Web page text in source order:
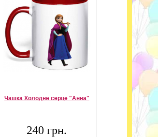
Чашка Холодне серце "Анна"
240 грн.